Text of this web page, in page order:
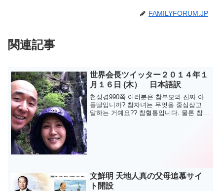
FAMILYFORUM.JP
関連記事
世界会長ツイッター２０１４年１
月１６日 (木） 日本語訳
천성경990쪽 여러분은 참부모의 진짜 아
들딸입니까? 참자녀는 무엇을 중심삼고
말하는 거예요?? 참혈통입니다. 물론 참사
文鮮明 天地人真の父母追慕サイ
ト開設